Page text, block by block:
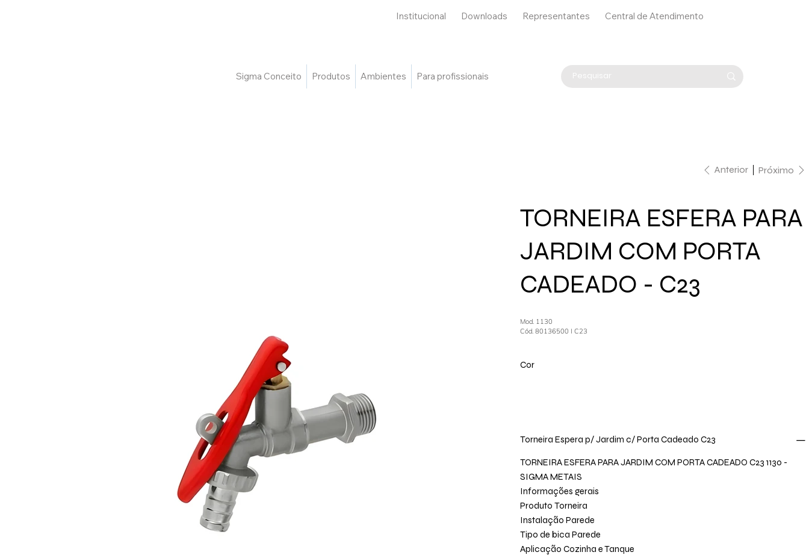
Institucional Downloads Representantes Central de Atendimento
Sigma Conceito Produtos Ambientes Para profissionais
Anterior Próximo
TORNEIRA ESFERA PARA
JARDIM COM PORTA
CADEADO - C23
Mod. 1130
Cód. 80136500 I C23
Cor
Torneira Espera p/ Jardim c/ Porta Cadeado C23
TORNEIRA ESFERA PARA JARDIM COM PORTA CADEADO C23 1130 -
SIGMA METAIS
Informações gerais
Produto Torneira
Instalação Parede
Tipo de bica Parede
Aplicação Cozinha e Tanque